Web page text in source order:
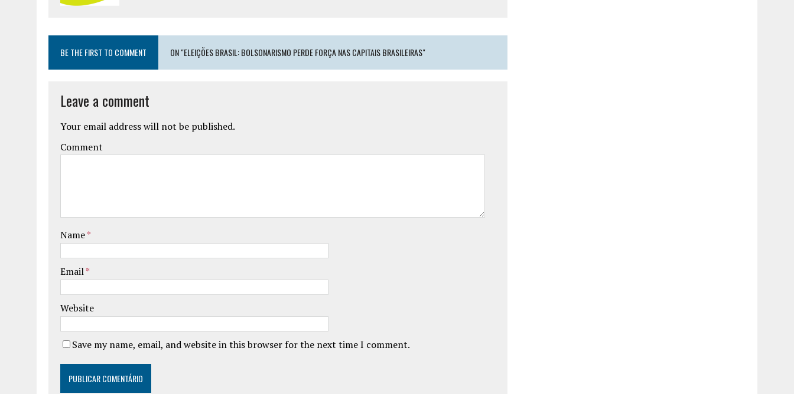
BE THE FIRST TO COMMENT ON "ELEIÇÕES BRASIL: BOLSONARISMO PERDE FORÇA NAS CAPITAIS BRASILEIRAS"
Leave a comment
Your email address will not be published.
Comment
Name*
Email*
Website
Save my name, email, and website in this browser for the next time I comment.